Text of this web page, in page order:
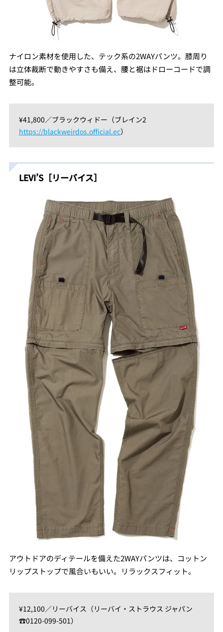
ナイロン素材を使用した、テック系の2WAYパンツ。膝周り
は立体裁断で動きやすさも備え、腰と裾はドローコードで調
整可能。
¥41,800／ブラックウィドー（ブレイン2
https://blackweirdos.official.ec）
LEVI’S［リーバイス］
アウトドアのディテールを備えた2WAYパンツは、コットン
リップストップで風合いもいい。リラックスフィット。
¥12,100／リーバイス（リーバイ・ストラウス ジャパン
☎0120-099-501）